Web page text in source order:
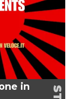
in